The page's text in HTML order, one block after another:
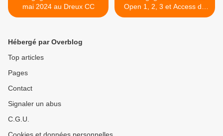
mai 2024 au Dreux CC
Open 1, 2, 3 et Access du
dimanche 5 mai à
Hébergé par Overblog
Top articles
Pages
Contact
Signaler un abus
C.G.U.